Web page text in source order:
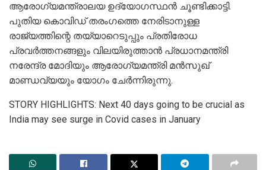
ആരോഗ്യമന്ത്രാലയ ഉദ്യോഗസ്ഥന്‍ ചൂണ്ടിക്കാട്ടി.
പുതിയ കൊവിഡ് തരംഗത്തെ നേരിടാനുള്ള
രാജ്യത്തിന്റെ തയ്യാറെടുപ്പും പ്രതിരോധ
പ്രവര്‍ത്തനങ്ങളും വിലയിരുത്താന്‍ പ്രധാനമന്ത്രി
നരേന്ദ്ര മോദിയും ആരോഗ്യമന്ത്രി മന്‍സുഖ്
മാണ്ഡവ്യയും യോഗം ചേര്‍ന്നിരുന്നു.
STORY HIGHLIGHTS: Next 40 days going to be crucial as
India may see surge in Covid cases in January